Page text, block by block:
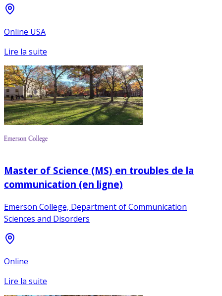
Online USA
Lire la suite
Master of Science (MS) en troubles de la
communication (en ligne)
Emerson College, Department of Communication
Sciences and Disorders
Online
Lire la suite